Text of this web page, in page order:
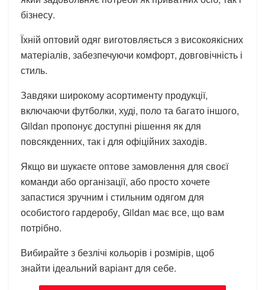
бізнесу.
Їхній оптовий одяг виготовляється з високоякісних
матеріалів, забезпечуючи комфорт, довговічність і
стиль.
Завдяки широкому асортименту продукції,
включаючи футболки, худі, поло та багато іншого,
Gildan пропонує доступні рішення як для
повсякденних, так і для офіційних заходів.
Якщо ви шукаєте оптове замовлення для своєї
команди або організації, або просто хочете
запастися зручним і стильним одягом для
особистого гардеробу, Gildan має все, що вам
потрібно.
Вибирайте з безлічі кольорів і розмірів, щоб
знайти ідеальний варіант для себе.